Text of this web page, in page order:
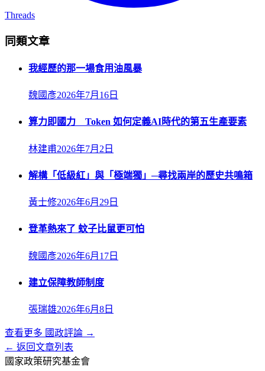
Threads
同類文章
我經歷的那一場食用油風暴
魏國彥2026年7月16日
算力即國力 Token 如何定義AI時代的第五生產要素
林建甫2026年7月2日
解構「低級紅」與「極端獨」─尋找兩岸的歷史共鳴箱
黃士修2026年6月29日
登革熱來了 蚊子比鼠更可怕
魏國彥2026年6月17日
建立保障教師制度
張瑞雄2026年6月8日
查看更多 國政評論 →
← 返回文章列表
國家政策研究基金會